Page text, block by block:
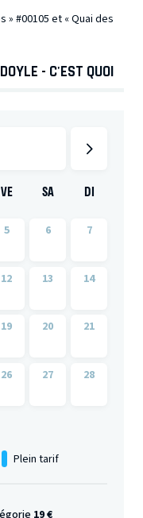
» #00105 et « Quai des
- C'EST QUOI
VE SA DI
5 6 7
12 13 14
19 20 21
26 27 28
Plein tarif